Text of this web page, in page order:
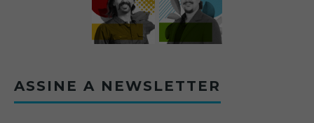
ASSINE A NEWSLETTER